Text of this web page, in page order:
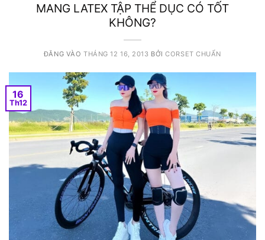
MANG LATEX TẬP THỂ DỤC CÓ TỐT
KHÔNG?
ĐĂNG VÀO THÁNG 12 16, 2013 BỞICORSET CHUẨN
16
Th12